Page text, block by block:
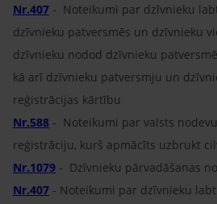
Nr.407 - Noteikumi par dzīvnieku
dzīvnieku patversmēs un dzīvnieku
dzīvnieku nodod dzīvnieku
kā arī dzīvnieku patversmju un
reģistrācijas kārtību
Nr.588 - Noteikumi par valsts
reģistrāciju, kurš apmācīts uzbrukt
Nr.1079 - Dzīvnieku pārvadāšanas
Nr.407 - Noteikumi par dzīvnieku